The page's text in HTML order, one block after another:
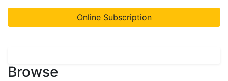
Online Subscription
Browse